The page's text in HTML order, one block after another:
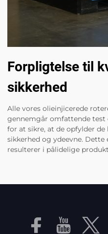
Forpligtelse til
sikkerhed
Alle vores olieinjicerede
gennemgår omfattende test
for at sikre, at de opfylder
sikkerhed og ydeevne.
resulterer i pålidelige